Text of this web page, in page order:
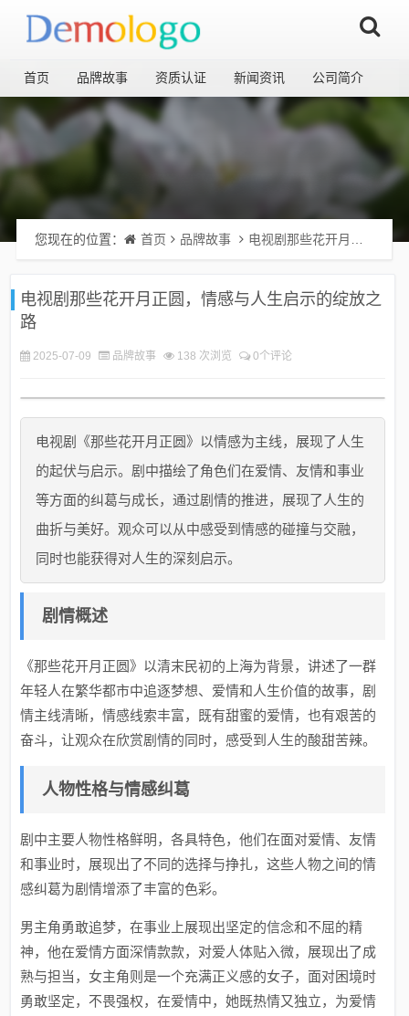
首页 品牌故事 资质认证 新闻资讯 公司简介
您现在的位置： 首页 品牌故事 电视剧那些花开月正圆，情感与人生启示的绽放之路
电视剧那些花开月正圆，情感与人生启示的绽放之
路
2025-07-09 品牌故事 138 次浏览 0个评论
电视剧《那些花开月正圆》以情感为主线，展现了人生
的起伏与启示。剧中描绘了角色们在爱情、友情和事业
等方面的纠葛与成长，通过剧情的推进，展现了人生的
曲折与美好。观众可以从中感受到情感的碰撞与交融，
同时也能获得对人生的深刻启示。
剧情概述
《那些花开月正圆》以清末民初的上海为背景，讲述了一群
年轻人在繁华都市中追逐梦想、爱情和人生价值的故事，剧
情主线清晰，情感线索丰富，既有甜蜜的爱情，也有艰苦的
奋斗，让观众在欣赏剧情的同时，感受到人生的酸甜苦辣。
人物性格与情感纠葛
剧中主要人物性格鲜明，各具特色，他们在面对爱情、友情
和事业时，展现出了不同的选择与挣扎，这些人物之间的情
感纠葛为剧情增添了丰富的色彩。
男主角勇敢追梦，在事业上展现出坚定的信念和不屈的精
神，他在爱情方面深情款款，对爱人体贴入微，展现出了成
熟与担当，女主角则是一个充满正义感的女子，面对困境时
勇敢坚定，不畏强权，在爱情中，她既热情又独立，为爱情